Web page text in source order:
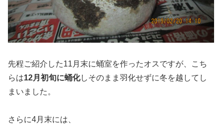
先程ご紹介した11月末に蛹室を作ったオスですが、こち
らは12月初旬に蛹化しそのまま羽化せずに冬を越してし
まいました。
さらに4月末には、